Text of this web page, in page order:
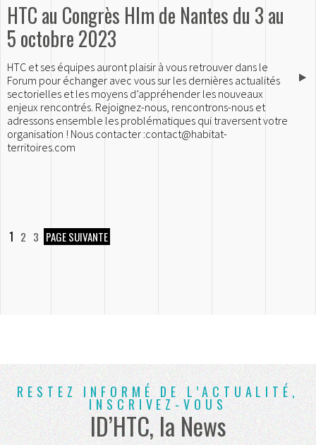
HTC au Congrès Hlm de Nantes du 3 au
5 octobre 2023
HTC et ses équipes auront plaisir à vous retrouver dans le
Forum pour échanger avec vous sur les dernières actualités
sectorielles et les moyens d’appréhender les nouveaux
enjeux rencontrés. Rejoignez-nous, rencontrons-nous et
adressons ensemble les problématiques qui traversent votre
organisation ! Nous contacter :contact@habitat-
territoires.com
1 2 3 PAGE SUIVANTE
RESTEZ INFORMÉ DE L’ACTUALITÉ,
INSCRIVEZ-VOUS
ID’HTC, la News